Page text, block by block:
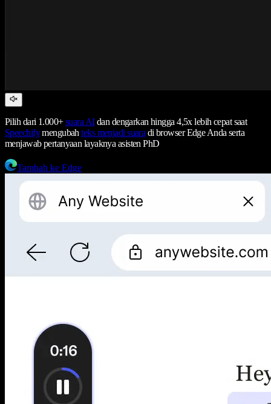
Pilih dari 1.000+suara AIdan dengarkan hingga 4,5x lebih cepat saat
Speechifymengubahteks menjadi suara di browser Edge Anda serta
menjawab pertanyaan layaknya asisten PhD
Tambah ke Edge